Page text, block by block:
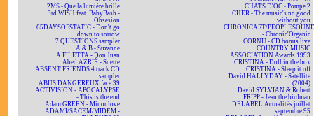
2MS - Que la lumière brille
3rd WISH feat. BabyBash -
Obsesion
65DAYSOFSTATIC - Don't go
down to sorrow
7 QUESTIONS sampler
A & B - Suzanne
A FILETTA - Don Juan
Abed AZRIÉ - Suerte
ABSENT FRIENDS 4 track CD
sampler
ABUS DANGEREUX face 39
ACTIVISION - APOCALYPSE
- This is the end
Adam GREEN - Minor love
ADAMI/SACEM/MIDEM -
CHATS D'OC - Pompe 2
CHER - The music's no good
without you
CHRONICART/
- Chronic'Organic
CORNU - CD bonus live
COUNTRY MUSIC
ASSOCIATION Awards 1993
CRISTINA - Doll in the box
CRISTINA - Sleep it off
David HALLYDAY - Satellite
(2004)
David SYLVIAN & Robert
FRIPP - Jean the birdman
DELABEL Actualités juillet
septembre 95